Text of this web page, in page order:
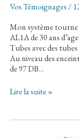
Vos Témoignages /
Mon système
AL1A de 30 ans
Tubes avec des
Au niveau des
de 97 DB…
》
Enceintes
Lire la suite »